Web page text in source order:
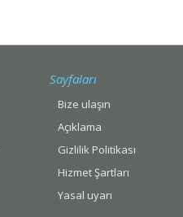
Sayfaları
Bize ulaşın
Açıklama
Gizlilik Politikası
Hizmet Şartları
Yasal uyarı